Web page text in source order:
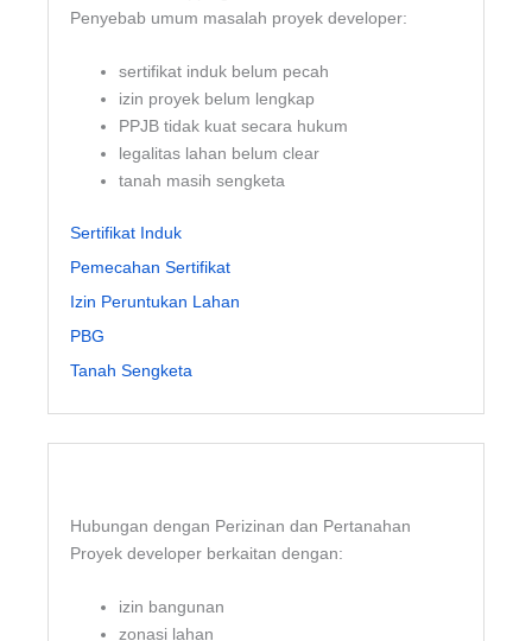
Penyebab umum masalah proyek developer:
sertifikat induk belum pecah
izin proyek belum lengkap
PPJB tidak kuat secara hukum
legalitas lahan belum clear
tanah masih sengketa
Sertifikat Induk
Pemecahan Sertifikat
Izin Peruntukan Lahan
PBG
Tanah Sengketa
Hubungan dengan Perizinan dan Pertanahan
Proyek developer berkaitan dengan:
izin bangunan
zonasi lahan